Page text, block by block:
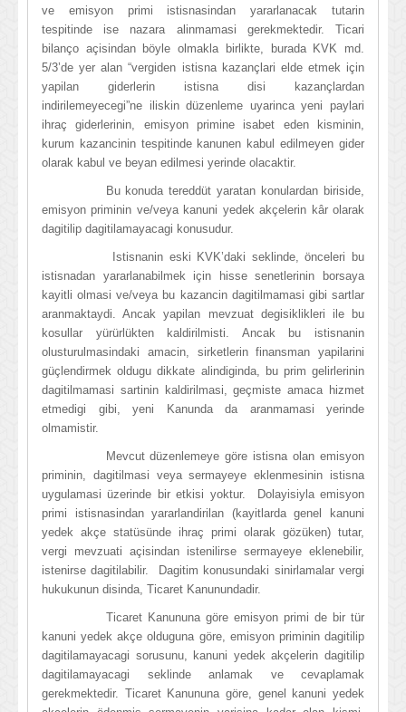
ve emisyon primi istisnasindan yararlanacak tutarin
tespitinde ise nazara alinmamasi gerekmektedir. Ticari
bilanço açisindan böyle olmakla birlikte, burada KVK md.
5/3’de yer alan “vergiden istisna kazançlari elde etmek için
yapilan giderlerin istisna disi kazançlardan
indirilemeyecegi”ne iliskin düzenleme uyarinca yeni paylari
ihraç giderlerinin, emisyon primine isabet eden kisminin,
kurum kazancinin tespitinde kanunen kabul edilmeyen gider
olarak kabul ve beyan edilmesi yerinde olacaktir.
Bu konuda tereddüt yaratan konulardan biriside,
emisyon priminin ve/veya kanuni yedek akçelerin kâr olarak
dagitilip dagitilamayacagi konusudur.
Istisnanin eski KVK’daki seklinde, önceleri bu
istisnadan yararlanabilmek için hisse senetlerinin borsaya
kayitli olmasi ve/veya bu kazancin dagitilmamasi gibi sartlar
aranmaktaydi. Ancak yapilan mevzuat degisiklikleri ile bu
kosullar yürürlükten kaldirilmisti. Ancak bu istisnanin
olusturulmasindaki amacin, sirketlerin finansman yapilarini
güçlendirmek oldugu dikkate alindiginda, bu prim gelirlerinin
dagitilmamasi sartinin kaldirilmasi, geçmiste amaca hizmet
etmedigi gibi, yeni Kanunda da aranmamasi yerinde
olmamistir.
Mevcut düzenlemeye göre istisna olan emisyon
priminin, dagitilmasi veya sermayeye eklenmesinin istisna
uygulamasi üzerinde bir etkisi yoktur. Dolayisiyla emisyon
primi istisnasindan yararlandirilan (kayitlarda genel kanuni
yedek akçe statüsünde ihraç primi olarak gözüken) tutar,
vergi mevzuati açisindan istenilirse sermayeye eklenebilir,
istenirse dagitilabilir. Dagitim konusundaki sinirlamalar vergi
hukukunun disinda, Ticaret Kanunundadir.
Ticaret Kanununa göre emisyon primi de bir tür
kanuni yedek akçe olduguna göre, emisyon priminin dagitilip
dagitilamayacagi sorusunu, kanuni yedek akçelerin dagitilip
dagitilamayacagi seklinde anlamak ve cevaplamak
gerekmektedir. Ticaret Kanununa göre, genel kanuni yedek